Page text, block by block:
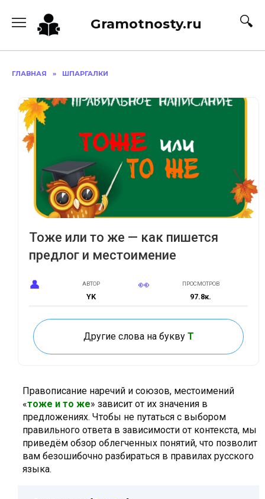
содержанию
Gramotnosty.ru
ГЛАВНАЯ » ШПАРГАЛКИ
Тоже или то же — как пишется
предлог и местоимение
АВТОР
YK
ПРОСМОТРОВ
97.8к.
Другие слова на букву Т
Правописание наречий и союзов, местоимений
«тоже и то же» зависит от их значения в
предложениях. Чтобы не путаться с выбором
правильного ответа в зависимости от контекста, мы
приведём обзор облегченных понятий, что позволит
вам безошибочно разбираться в правилах русского
языка.